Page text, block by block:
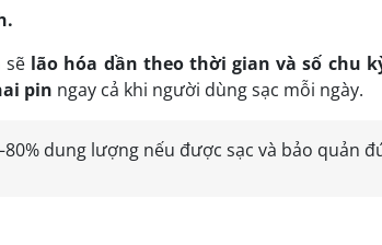
sẽ lão hóa dần theo thời gian và số chu
pin ngay cả khi người dùng sạc mỗi ngày.
dung lượng nếu được sạc và bảo quản